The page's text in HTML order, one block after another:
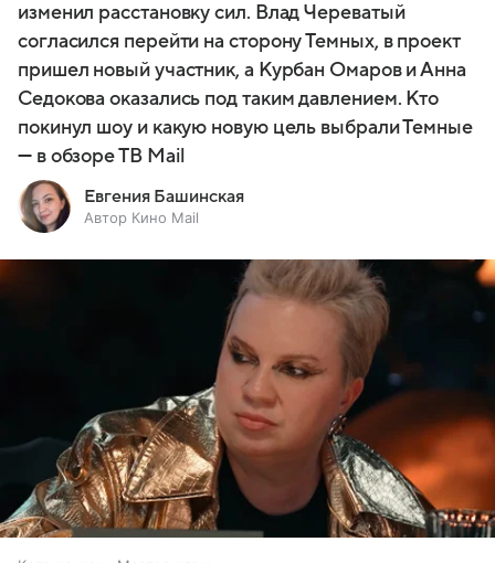
изменил расстановку сил. Влад Череватый
согласился перейти на сторону Темных, в проект
пришел новый участник, а Курбан Омаров и Анна
Седокова оказались под таким давлением. Кто
покинул шоу и какую новую цель выбрали Темные
— в обзоре ТВ Mail
Евгения Башинская
Автор Кино Mail